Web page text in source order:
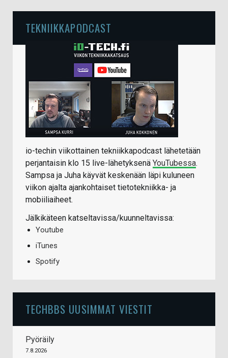
TEKNIIKKAPODCAST
io-techin viikottainen tekniikkapodcast lähetetään
perjantaisin klo 15 live-lähetyksenä YouTubessa.
Sampsa ja Juha käyvät keskenään läpi kuluneen
viikon ajalta ajankohtaiset tietotekniikka- ja
mobiiliaiheet.
Jälkikäteen katseltavissa/kuunneltavissa:
Youtube
iTunes
Spotify
TECHBBS UUSIMMAT VIESTIT
Pyöräily
7.8.2026